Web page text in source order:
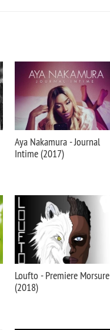
Aya Nakamura - Journal
Intime (2017)
Loufto - Premiere Morsure
(2018)